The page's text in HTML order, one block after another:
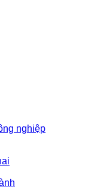
nghiệp